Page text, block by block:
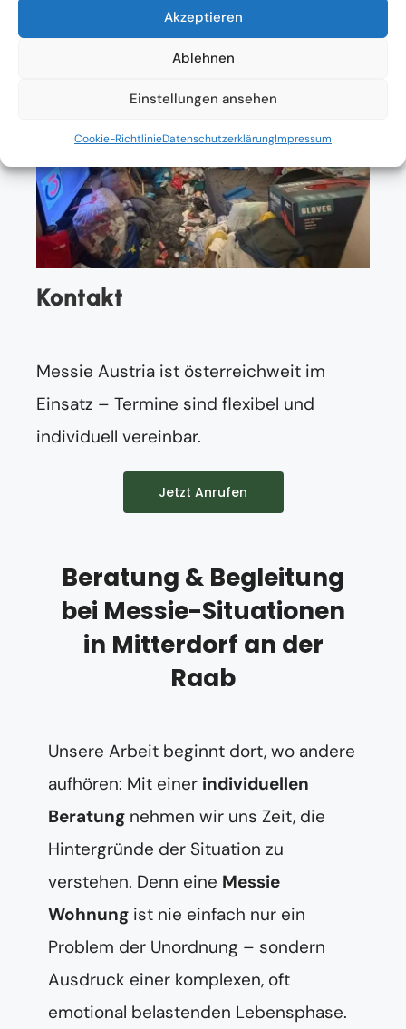
Akzeptieren
Ablehnen
Einstellungen ansehen
Cookie-RichtlinieDatenschutzerklärungImpressum
Kontakt
Messie Austria ist österreichweit im
Einsatz – Termine sind flexibel und
individuell vereinbar.
Jetzt Anrufen
Beratung & Begleitung
bei Messie-Situationen
in Mitterdorf an der
Raab
Unsere Arbeit beginnt dort, wo andere
aufhören: Mit einer individuellen
Beratung nehmen wir uns Zeit, die
Hintergründe der Situation zu
verstehen. Denn eine Messie
Wohnung ist nie einfach nur ein
Problem der Unordnung – sondern
Ausdruck einer komplexen, oft
emotional belastenden Lebensphase.